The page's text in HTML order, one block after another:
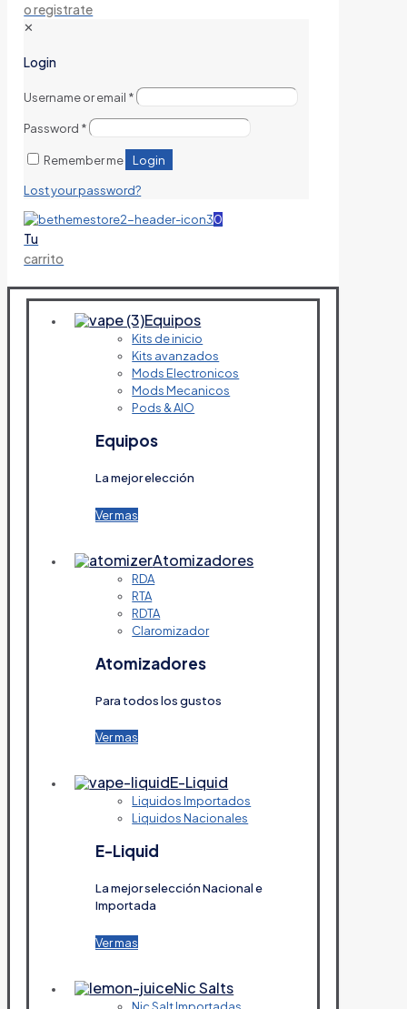
o registrate
✕
Login
Username or email *
Password *
Remember me Login
Lost your password?
0
Tu
carrito
Equipos
Kits de inicio
Kits avanzados
Mods Electronicos
Mods Mecanicos
Pods & AIO
Equipos
La mejor elección
Ver mas
Atomizadores
RDA
RTA
RDTA
Claromizador
Atomizadores
Para todos los gustos
Ver mas
E-Liquid
Liquidos Importados
Liquidos Nacionales
E-Liquid
La mejor selección Nacional e
Importada
Ver mas
Nic Salts
Nic Salt Importadas